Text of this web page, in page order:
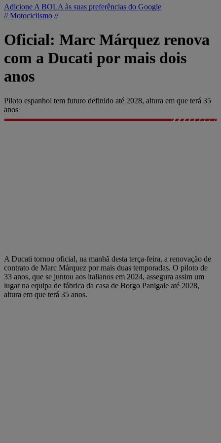
Adicione A BOLA às suas preferências do Google
// Motociclismo //
Oficial: Marc Márquez renova
com a Ducati por mais dois
anos
Piloto espanhol tem futuro definido até 2028, altura em que terá 35
anos
A Ducati tornou oficial, na manhã desta terça-feira, a renovação de
contrato de Marc Márquez por mais duas temporadas. O piloto de
33 anos, que se juntou aos italianos em 2024, assegura assim um
lugar na equipa de fábrica da casa de Borgo Panigale até 2028,
altura em que terá 35 anos.